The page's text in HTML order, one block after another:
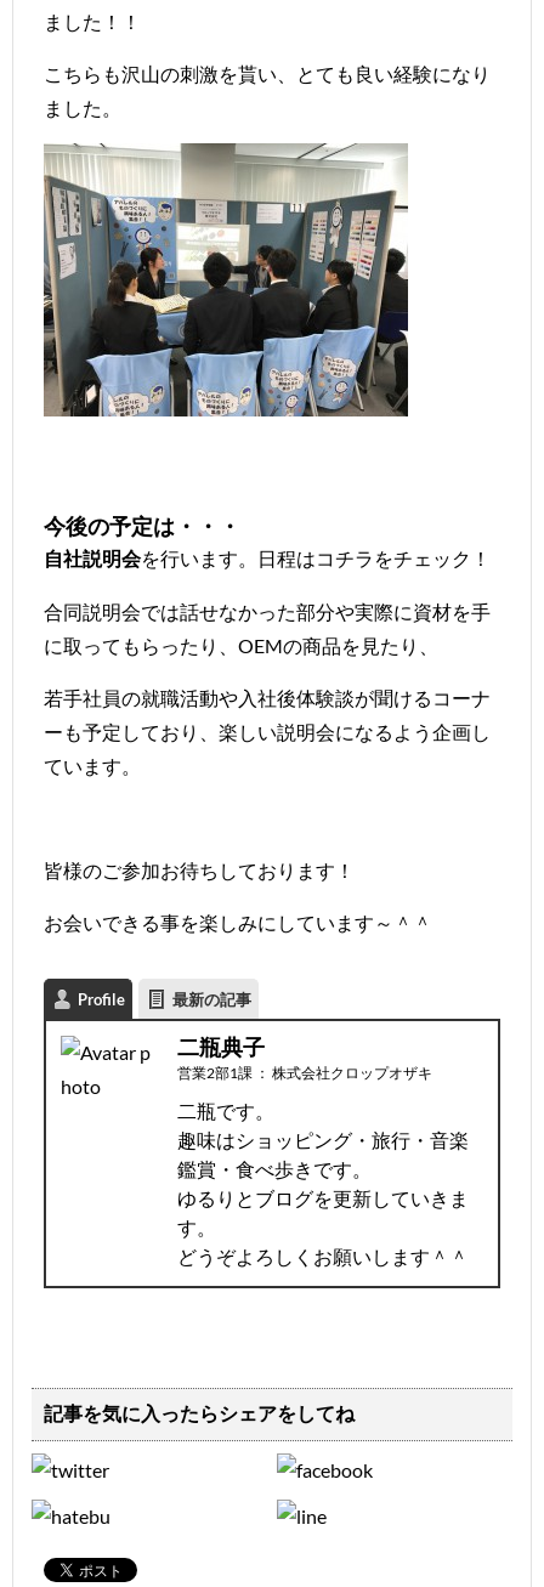
ました！！
こちらも沢山の刺激を貰い、とても良い経験になり
ました。
今後の予定は・・・
自社説明会を行います。日程はコチラ をチェック！
合同説明会では話せなかった部分や実際に資材を手
に取ってもらったり、OEMの商品を見たり、
若手社員の就職活動や入社後体験談が聞けるコーナ
ーも予定しており、楽しい説明会になるよう企画し
ています。
皆様のご参加お待ちしております！
お会いできる事を楽しみにしています～＾＾
Profile 最新の記事
二瓶典子
営業2部1課 ： 株式会社クロップオザキ
二瓶です。
趣味はショッピング・旅行・音楽
鑑賞・食べ歩きです。
ゆるりとブログを更新していきま
す。
どうぞよろしくお願いします＾＾
記事を気に入ったらシェアをしてね